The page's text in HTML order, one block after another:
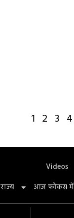
1 2 3 4
Videos
राज्य आज फोकस में